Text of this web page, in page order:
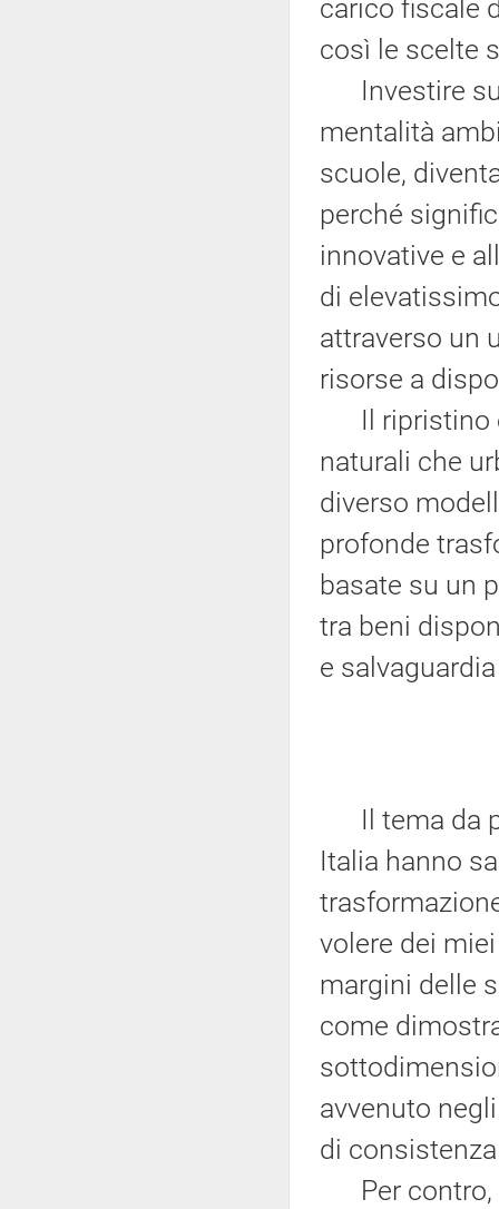
carico fiscale
così le scelte
Investire
mentalità
scuole,
perché
innovative e
di
attraverso un
risorse a
Il ripristino
naturali che
diverso
profonde
basate su un
tra beni
e
Il tema da
Italia hanno
volere dei
margini delle
come
avvenuto
di
Per contro,